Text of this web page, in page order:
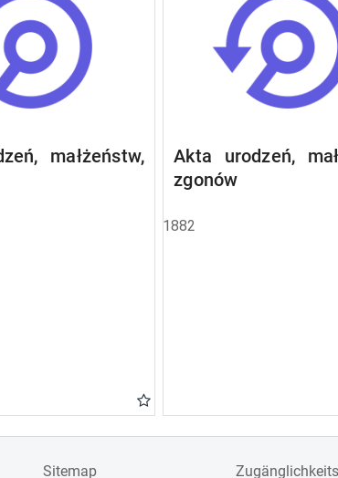
małżeństw,
Akta urodzeń,
zgonów
1882
Sitemap